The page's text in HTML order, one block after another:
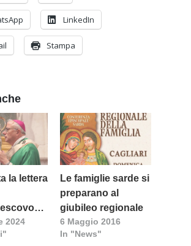
testo
LinkedIn
Stampa
la lettera
il
2024
Le famiglie sarde si
preparano al
giubileo regionale
6 Maggio 2016
In "News"